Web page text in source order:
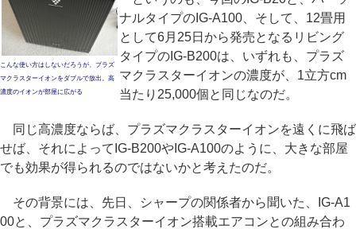
こんな使い方はしないだろうが、プラズ
マクラスターイオンをダブルで放出。高
濃度のイオンが部屋に広がる
ナルタイプのIG-A100、そして、12畳用
として6月25日から発売となるリビング
タイプのIG-B200は、いずれも、プラズ
マクラスターイオンの濃度が、1立方cm
当たり25,000個と同じなのだ。
同じ高濃度ならば、プラズマクラスターイオンを遠くに飛ば
せば、それによってIG-B200やIG-A100のように、大きな部屋
でも効果が得られるのではないかと考えたのだ。
その背景には、先日、シャープの関係者から聞いた、IG-A1
00と、プラズマクラスターイオン搭載エアコンとの組み合わ